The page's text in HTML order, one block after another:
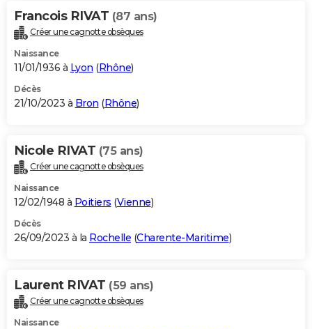
Francois RIVAT (87 ans)
Créer une cagnotte obsèques
Naissance
11/01/1936 à Lyon (Rhône)
Décès
21/10/2023 à Bron (Rhône)
Nicole RIVAT (75 ans)
Créer une cagnotte obsèques
Naissance
12/02/1948 à Poitiers (Vienne)
Décès
26/09/2023 à la Rochelle (Charente-Maritime)
Laurent RIVAT (59 ans)
Créer une cagnotte obsèques
Naissance